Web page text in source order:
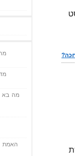
מה בא
האמת